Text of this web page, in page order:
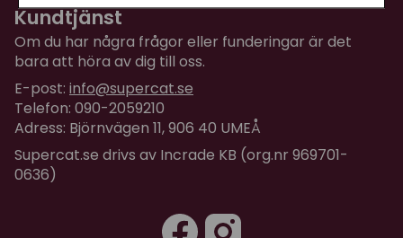
Kundtjänst
Om du har några frågor eller funderingar är det
bara att höra av dig till oss.
E-post: info@supercat.se
Telefon: 090-2059210
Adress: Björnvägen 11, 906 40 UMEÅ
Supercat.se drivs av Incrade KB (org.nr 969701-
0636)